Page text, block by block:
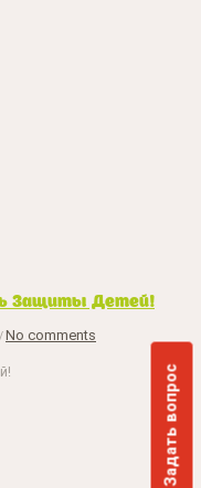
Задать вопрос
Защиты Детей!
/No comments